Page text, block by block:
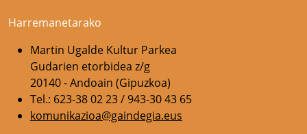
Harremanetarako
Martin Ugalde Kultur Parkea
Gudarien etorbidea z/g
20140 - Andoain (Gipuzkoa)
Tel.: 623-38 02 23 / 943-30 43 65
komunikazioa@gaindegia.eus